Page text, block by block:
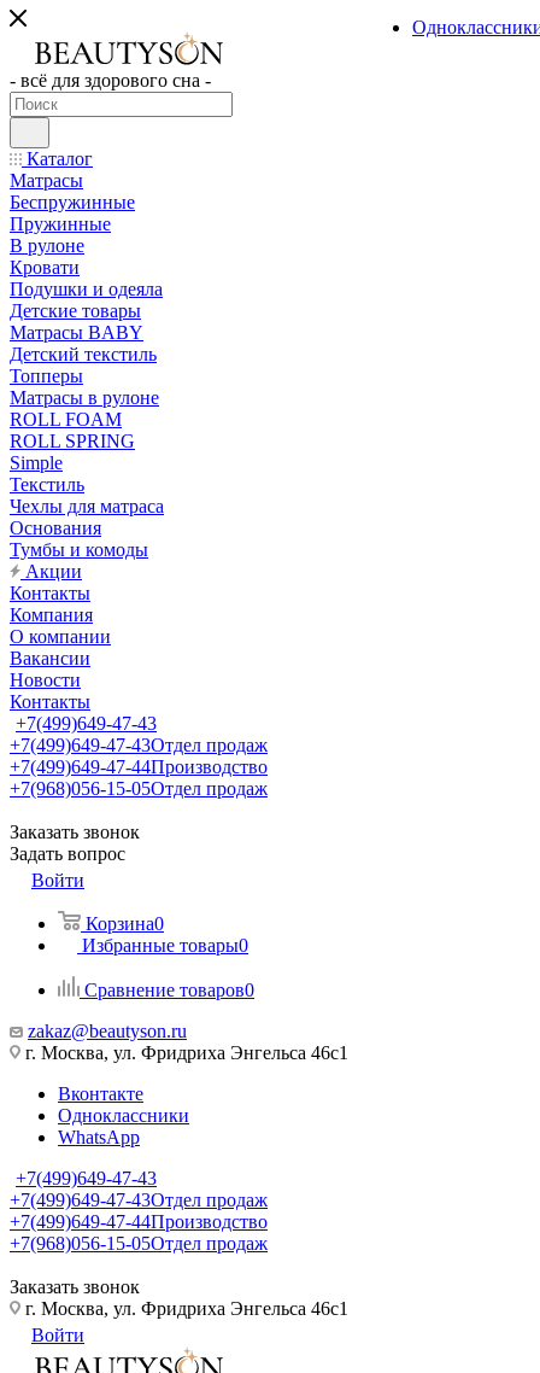
- всё для здорового сна -
Каталог
Матрасы
Беспружинные
Пружинные
В рулоне
Кровати
Подушки и одеяла
Детские товары
Матрасы BABY
Детский текстиль
Топперы
Матрасы в рулоне
ROLL FOAM
ROLL SPRING
Simple
Текстиль
Чехлы для матраса
Основания
Тумбы и комоды
Акции
Контакты
Компания
О компании
Вакансии
Новости
Контакты
+7(499)649-47-43
+7(499)649-47-43Отдел продаж
+7(499)649-47-44Производство
+7(968)056-15-05Отдел продаж
Заказать звонок
Задать вопрос
Войти
Корзина0
Избранные товары0
Сравнение товаров0
zakaz@beautyson.ru
г. Москва, ул. Фридриха Энгельса 46с1
Вконтакте
Одноклассники
WhatsApp
+7(499)649-47-43
+7(499)649-47-43Отдел продаж
+7(499)649-47-44Производство
+7(968)056-15-05Отдел продаж
Заказать звонок
г. Москва, ул. Фридриха Энгельса 46с1
Войти